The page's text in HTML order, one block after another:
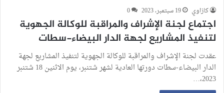
كازاوي 19 سبتمبر، 2023 0
اجتماع لجنة الإشراف والمراقبة للوكالة الجهوية
لتنفيذ المشاريع لجهة الدار البيضاء-سطات
عقدت لجنة الإشراف والمراقبة للوكالة الجهوية لتنفيذ المشاريع لجهة
الدار البيضاء-سطات دورتها العادية لشهر شتنبر، يوم الاثنين 18 شتنبر
2023،…